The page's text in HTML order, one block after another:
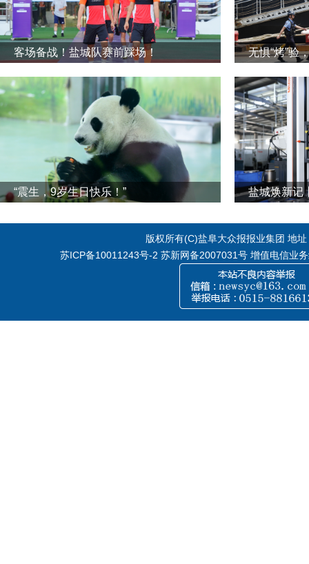
客场备战！盐城队赛前踩场！ 无惧“烤”验
“震生，9岁生日快乐！”
版权所有(C)盐阜大众报报业集团 地
苏ICP备10011243号-2 苏新网备2007031号 增值电信业